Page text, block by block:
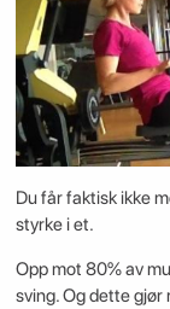
Du får faktisk ikke
styrke i et.
Opp mot 80% av
sving. Og dette gjør